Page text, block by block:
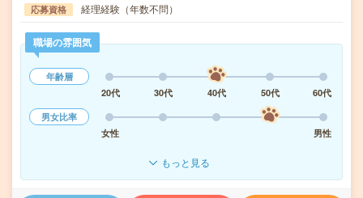
応募資格 経理経験（年数不問）
職場の雰囲気
年齢層
20代
30代 40代 50代
60代
男女比率
女性
男性
もっと見る